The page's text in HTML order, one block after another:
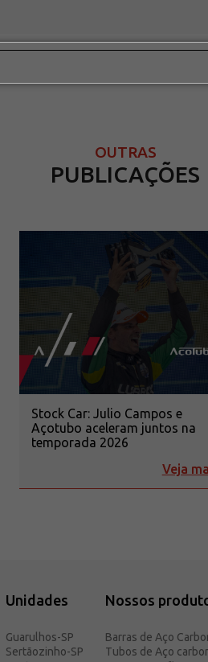
OUTRAS
PUBLICAÇÕES
Stock Car: Julio Campos e
Açotubo aceleram juntos na
temporada 2026
Veja
Unidades
Guarulhos-SP
Sertãozinho-SP
Nossos
Barras de Aço
Tubos de Aço